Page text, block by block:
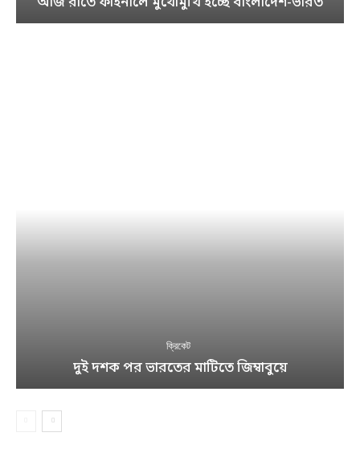
ক্রিকেট
দুই দশক পর ভারতের মাটিতে জিম্বাবুয়ে